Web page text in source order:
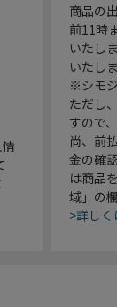
商品の
前11時
いたし
いたしま
※シモ
ただし
すので
尚、前
金の確
は商品
域」の
>詳しく